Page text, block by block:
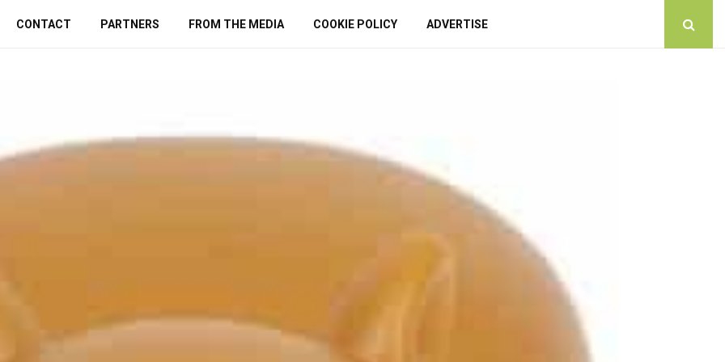
CONTACT PARTNERS FROM THE MEDIA COOKIE POLICY ADVERTISE